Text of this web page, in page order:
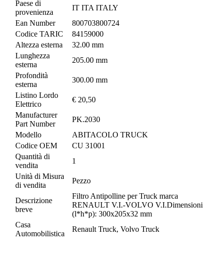
Paese di
provenienza
IT ITA ITALY
Ean Number
800703800724
Codice TARIC
84159000
Altezza esterna
32.00 mm
Lunghezza
esterna
205.00 mm
Profondità
esterna
300.00 mm
Listino Lordo
Elettrico
€ 20,50
Manufacturer
Part Number
PK.2030
Modello
ABITACOLO TRUCK
Codice OEM
CU 31001
Quantità di
vendita
1
Unità di Misura
di vendita
Pezzo
Descrizione
breve
Filtro Antipolline per Truck marca
RENAULT V.I.-VOLVO V.I.Dimensioni
(l*h*p): 300x205x32 mm
Casa
Automobilistica
Renault Truck, Volvo Truck